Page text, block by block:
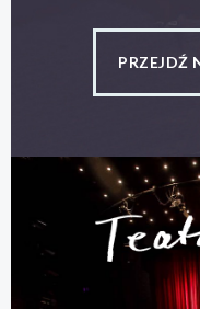
PRZEJDŹ